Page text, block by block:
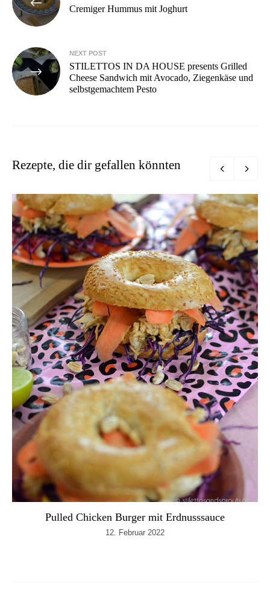
Cremiger Hummus mit Joghurt
NEXT POST
STILETTOS IN DA HOUSE presents Grilled
Cheese Sandwich mit Avocado, Ziegenkäse und
selbstgemachtem Pesto
Rezepte, die dir gefallen könnten
Pulled Chicken Burger mit Erdnusssauce
12. Februar 2022